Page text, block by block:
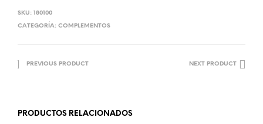
SKU: 180100
CATEGORÍA: COMPLEMENTOS
PREVIOUS PRODUCT NEXT PRODUCT
PRODUCTOS RELACIONADOS